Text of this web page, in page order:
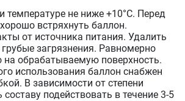
температуре не ниже +10°С. Перед
встряхнуть баллон.
от источника питания. Удалить
загрязнения. Равномерно
на обрабатываемую поверхность.
использования баллон снабжен
В зависимости от степени
составу подействовать в течение 3-5